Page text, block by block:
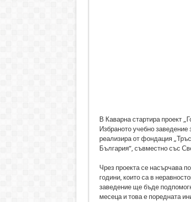
В Каварна стартира проект
Избраното учебно
реализира от фондация
България”, съвместно със
Чрез проекта се насърчава
години, които са в
заведение ще бъде
месеца и това е поредната